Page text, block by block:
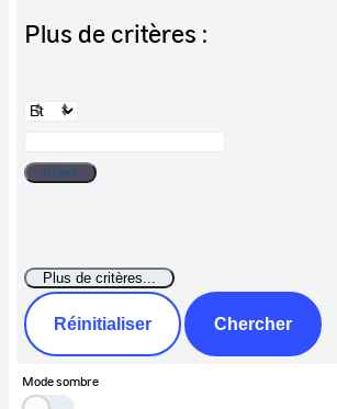
Plus de critères :
Réinitialiser Chercher
Mode sombre